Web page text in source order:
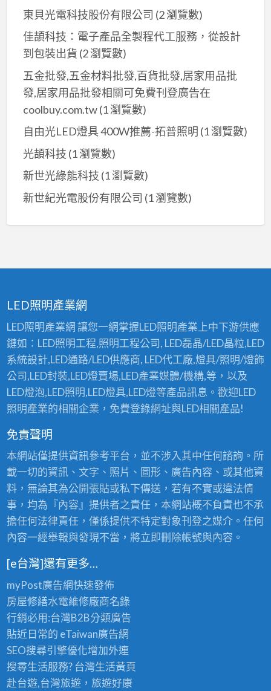
東貝光電科技股份有限公司 (2 瀏覽數)
佳頡科技：電子產品全製程代工服務，從設計
到包裝出貨 (2 瀏覽數)
五金批發,五金材料批發,百貨批發,居家用品批
發,居家用品批發相關可免費刊登廣告在
coolbuy.com.tw(1 瀏覽數)
自由光LED燈具 400W推薦-拓普照明 (1 瀏覽數)
光頡科技 (1 瀏覽數)
新世光綠能科技 (1 瀏覽數)
新世紀光電股份有限公司 (1 瀏覽數)
LED照明產業網
LED照明產業網 讓您一網掌握LED照明產業上中下游供應
鏈如：LED照明工程,照明工程公司, LED磊晶/LED晶粒,LED
系統設計,LED通路/LED供應商, LED代工廠,燈具/照明/燈飾
公司,LED封裝,LED燈賣場,LED產業媒體/機構,等，以及
LED燈泡,LED照明,LED燈具,LED燈等產品訊息。歡迎LED
照明產業的相關企業，免費登錄網址與LED相關產品!
免責聲明
本網站僅提供資訊參考平台，並不涉入其中任何諮詢。所
載一切的資訊、文字、照片、圖形、廣告內容、或其他資
料，無論其為公開張貼或私下傳送，若有不實或違法情
事，均為『內容』提供者之責任，本網站概不負責也不承
擔任何法律責任，僅係提供不特定對象刊登之媒介。任何
內容一經舉報與發現不當，將立即刪除帳號與內容。
[e台灣]還有更多…
myPost廣告網快速發佈
房屋修繕水電維修廠商名錄
行銷必用:台灣B2B分類廣告
貼近日常的 eTaiwan廣告網
SEO搜尋引擎優化增加外連
搜尋生活服務? 台灣生活黃頁
赴台遊,台灣旅遊，旅遊好康